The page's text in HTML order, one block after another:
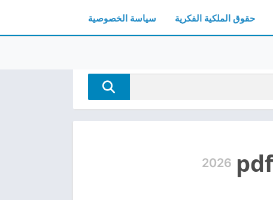
حقوق الملكية الفكرية سياسة الخصوصية
2026